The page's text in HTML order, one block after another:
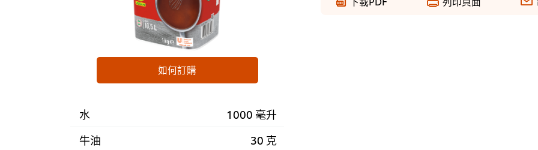
如何訂購
水
1000 毫升
牛油
30 克